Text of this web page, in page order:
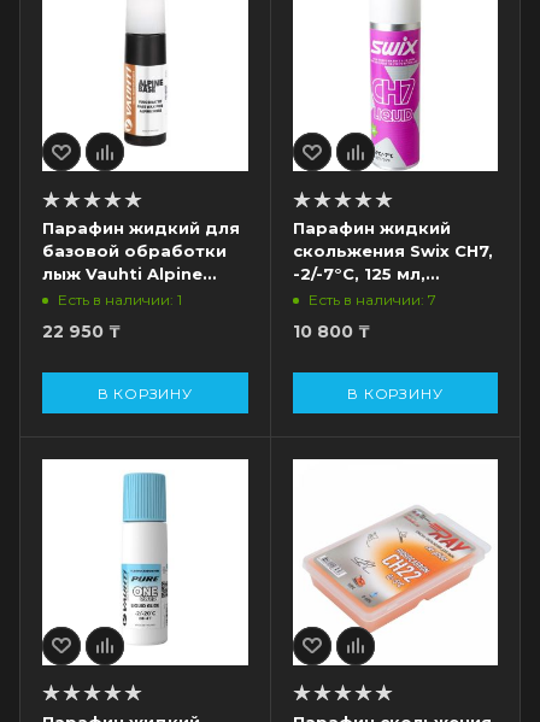
Парафин жидкий для
базовой обработки
лыж Vauhti Alpine
Base EV13041-
Есть в наличии: 1
22 950 ₸
В КОРЗИНУ
Парафин жидкий
скольжения Swix CH7,
-2/-7°С, 125 мл,
фиолетовый
Есть в наличии: 7
10 800₸
В КОРЗИНУ